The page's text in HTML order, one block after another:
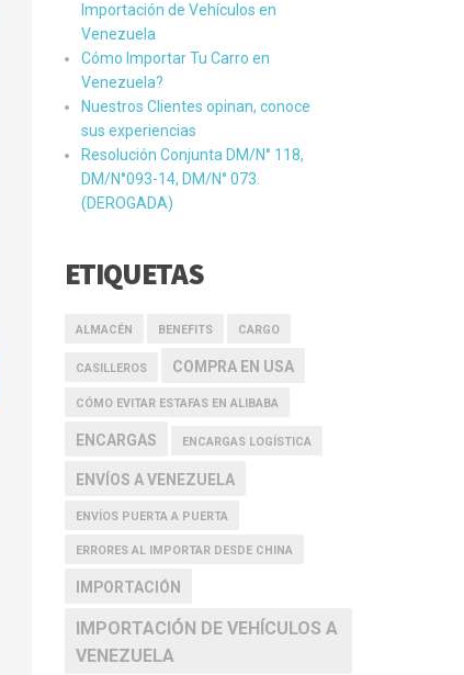
Importación de Vehículos en
Venezuela
Cómo Importar Tu Carro en
Venezuela?
Nuestros Clientes opinan, conoce
sus experiencias
Resolución Conjunta DM/N° 118,
DM/N°093-14, DM/N° 073.
(DEROGADA)
ETIQUETAS
ALMACÉN BENEFITS CARGO
CASILLEROS COMPRA EN USA
CÓMO EVITAR ESTAFAS EN ALIBABA
ENCARGAS ENCARGAS LOGÍSTICA
ENVÍOS A VENEZUELA
ENVÍOS PUERTA A PUERTA
ERRORES AL IMPORTAR DESDE CHINA
IMPORTACIÓN
IMPORTACIÓN DE VEHÍCULOS A
VENEZUELA